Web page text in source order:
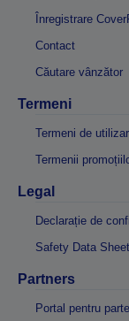
Înregistrare
Contact
Căutare vânzător
Termeni
Termeni de
Termenii
Legal
Declarație de
Safety Data
Partners
Portal pentru